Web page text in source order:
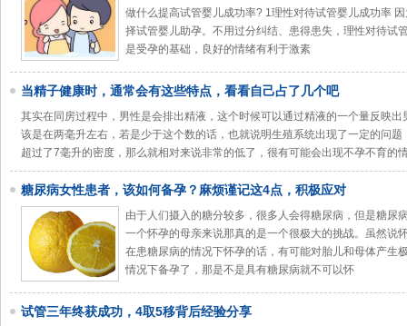
做什么提高试管婴儿成功率? 1理性对待试管婴儿成功率
择试管婴儿助孕。不用过分纠结、患得患失，理性对待试
是受孕的基础，良好的情绪有利于激素
当精子健康时，通常会有这些特点，看看自己占了几个吧
其实在同房过程中，男性是会排出精液，这个时候可以通过精液的一个量反映
该是在两毫升左右，若是少于这个数的话，也就说明生殖系统出现了一定的问
超过了7毫升的密度，那么就相对来说非常的低了，很有可能会出现不孕不育的
糖尿病女性患者，该如何备孕？麻烦谨记这4点，积极应对
由于人们摄入的糖分较多，很多人会得糖尿病，但是糖尿
一个怀孕的母亲来说那真的是一个很极大的挑战。虽然说
在患糖尿病的情况下怀孕的话，有可能对胎儿和母体产生
情况下备孕了，那是不是具有糖尿病就不可以怀
试管三年终获成功，4取5移背后经验分享